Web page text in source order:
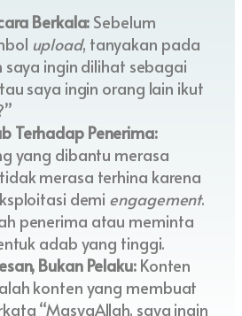
Berkala:Sebelum
upload, tanyakan pada
saya ingin dilihat sebagai
saya ingin orang lain ikut
Terhadap Penerima:
yang dibantu merasa
merasa terhina karena
demi engagement.
penerima atau meminta
adab yang tinggi.
Bukan Pelaku:Konten
konten yang membuat
“MasyaAllah, saya ingin